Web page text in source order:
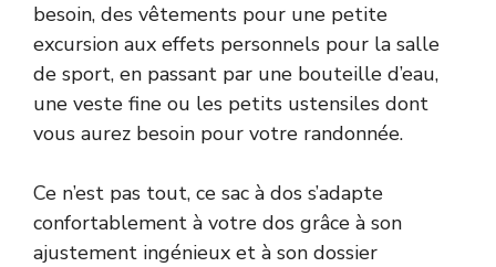
besoin, des vêtements pour une petite
excursion aux effets personnels pour la salle
de sport, en passant par une bouteille d’eau,
une veste fine ou les petits ustensiles dont
vous aurez besoin pour votre randonnée.
Ce n’est pas tout, ce sac à dos s’adapte
confortablement à votre dos grâce à son
ajustement ingénieux et à son dossier